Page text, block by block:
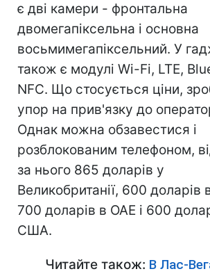
є дві камери - фронтальна
двомегапіксельна і основна
восьмимегапіксельний. У
також є модулі Wi-Fi, LTE,
NFC. Що стосується ціни,
упор на прив'язку до
Однак можна обзавестися і
розблокованим телефоном,
за нього 865 доларів у
Великобританії, 600 доларів
700 доларів в ОАЕ і 600
США.
Читайте також: В Лас-